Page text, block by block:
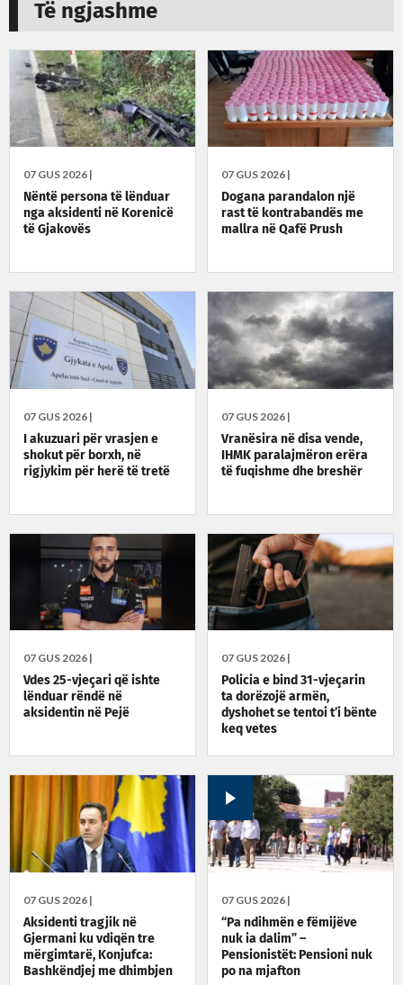
Të ngjashme
07 GUS 2026 |
Nëntë persona të lënduar
nga aksidenti në Korenicë
të Gjakovës
07 GUS 2026 |
Dogana parandalon një
rast të kontrabandës me
mallra në Qafë Prush
07 GUS 2026 |
I akuzuari për vrasjen e
shokut për borxh, në
rigjykim për herë të tretë
07 GUS 2026 |
Vranësira në disa vende,
IHMK paralajmëron erëra
të fuqishme dhe breshër
07 GUS 2026 |
Vdes 25-vjeçari që ishte
lënduar rëndë në
aksidentin në Pejë
07 GUS 2026 |
Policia e bind 31-vjeçarin
ta dorëzojë armën,
dyshohet se tentoi t’i bënte
keq vetes
07 GUS 2026 |
Aksidenti tragjik në
Gjermani ku vdiqën tre
mërgimtarë, Konjufca:
Bashkëndjej me dhimbjen
07 GUS 2026 |
“Pa ndihmën e fëmijëve
nuk ia dalim” –
Pensionistët: Pensioni nuk
po na mjafton